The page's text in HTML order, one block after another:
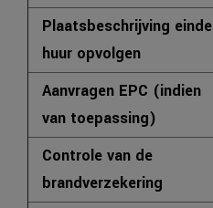
Plaatsbeschrijving einde
huur opvolgen
Aanvragen EPC (indien
van toepassing)
Controle van de
brandverzekering